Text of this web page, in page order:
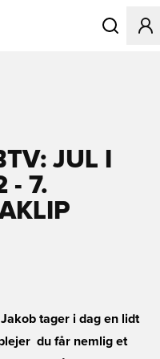
Åbner en
JUL I
- 7.
Jakob tager i dag en lidt
 du får nemlig et